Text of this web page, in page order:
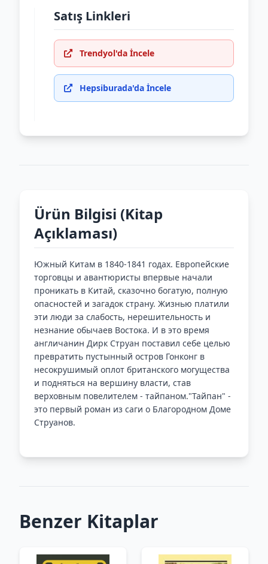
Satış Linkleri
Trendyol'da İncele
Hepsiburada'da İncele
Ürün Bilgisi (Kitap
Açıklaması)
Южный Китам в 1840-1841 годах. Европейские
торговцы и авантюристы впервые начали
проникать в Китай, сказочно богатую, полную
опасностей и загадок страну. Жизнью платили
эти люди за слабость, нерешительность и
незнание обычаев Востока. И в это время
англичанин Дирк Струан поставил себе целью
превратить пустынный остров Гонконг в
несокрушимый оплот британского могущества
и подняться на вершину власти, став
верховным повелителем - тайпаном."Тайпан" -
это первый роман из саги о Благородном Доме
Струанов.
Benzer Kitaplar